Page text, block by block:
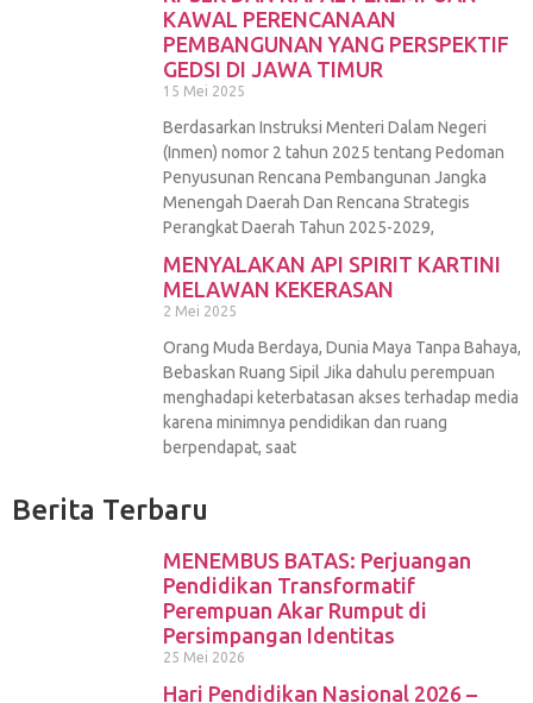
KAWAL PERENCANAAN
PEMBANGUNAN YANG PERSPEKTIF
GEDSI DI JAWA TIMUR
15 Mei 2025
Berdasarkan Instruksi Menteri Dalam Negeri
(Inmen) nomor 2 tahun 2025 tentang Pedoman
Penyusunan Rencana Pembangunan Jangka
Menengah Daerah Dan Rencana Strategis
Perangkat Daerah Tahun 2025-2029,
MENYALAKAN API SPIRIT KARTINI
MELAWAN KEKERASAN
2 Mei 2025
Orang Muda Berdaya, Dunia Maya Tanpa Bahaya,
Bebaskan Ruang Sipil Jika dahulu perempuan
menghadapi keterbatasan akses terhadap media
karena minimnya pendidikan dan ruang
berpendapat, saat
Berita Terbaru
MENEMBUS BATAS: Perjuangan
Pendidikan Transformatif
Perempuan Akar Rumput di
Persimpangan Identitas
25 Mei 2026
Hari Pendidikan Nasional 2026 –